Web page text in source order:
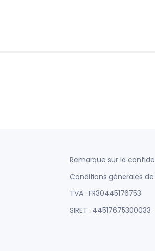
Remarque sur la
Conditions générales
TVA : FR30445176753
SIRET : 44517675300033